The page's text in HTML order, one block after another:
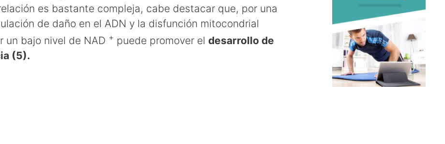
es bastante compleja, cabe destacar que, por una
de daño en el ADN y la disfunción mitocondrial
un bajo nivel de NAD + puede promover el desarrollo de
(5).